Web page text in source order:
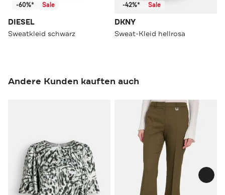
-60%* Sale
DIESEL
Sweatkleid schwarz
-42%* Sale
DKNY
Sweat-Kleid hellrosa
Andere Kunden kauften auch